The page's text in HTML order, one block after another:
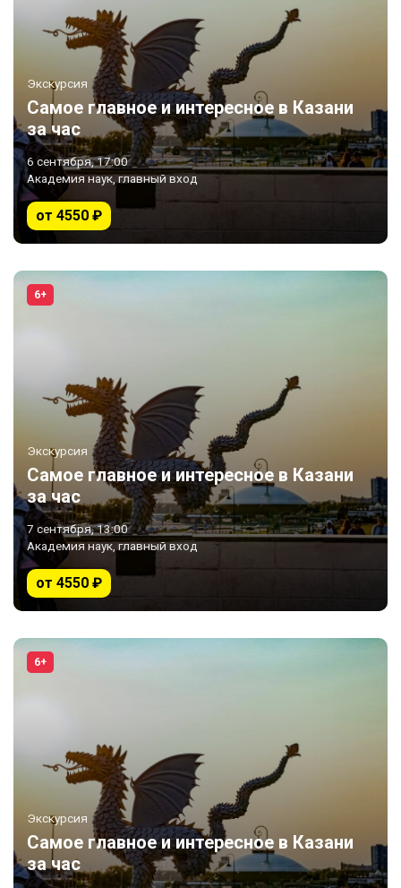
Экскурсия
Самое главное и интересное в Казани
за час
6 сентября, 17:00
Академия наук, главный вход
от 4550 ₽
6+
Экскурсия
Самое главное и интересное в Казани
за час
7 сентября, 13:00
Академия наук, главный вход
от 4550 ₽
6+
Экскурсия
Самое главное и интересное в Казани
за час